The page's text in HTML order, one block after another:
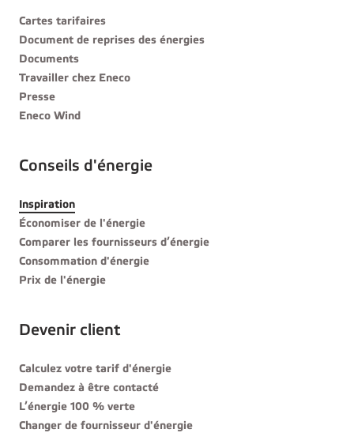
Cartes tarifaires
Document de reprises des énergies
Documents
Travailler chez Eneco
Presse
Eneco Wind
Conseils d'énergie
Inspiration
Économiser de l'énergie
Comparer les fournisseurs d’énergie
Consommation d'énergie
Prix de l'énergie
Devenir client
Calculez votre tarif d'énergie
Demandez à être contacté
L’énergie 100 % verte
Changer de fournisseur d'énergie